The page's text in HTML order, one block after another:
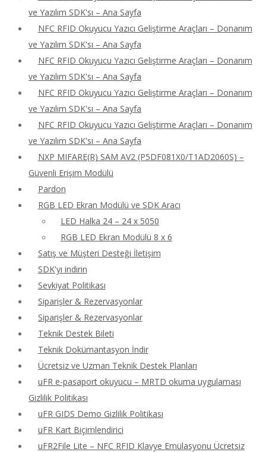
ve Yazılım SDK'sı – Ana Sayfa
NFC RFID Okuyucu Yazıcı Geliştirme Araçları – Donanım
ve Yazılım SDK'sı – Ana Sayfa
NFC RFID Okuyucu Yazıcı Geliştirme Araçları – Donanım
ve Yazılım SDK'sı – Ana Sayfa
NFC RFID Okuyucu Yazıcı Geliştirme Araçları – Donanım
ve Yazılım SDK'sı – Ana Sayfa
NFC RFID Okuyucu Yazıcı Geliştirme Araçları – Donanım
ve Yazılım SDK'sı – Ana Sayfa
NXP MIFARE(R) SAM AV2 (P5DF081X0/T1AD2060S) –
Güvenli Erişim Modülü
Pardon
RGB LED Ekran Modülü ve SDK Aracı
LED Halka 24 – 24 x 5050
RGB LED Ekran Modülü 8 x 6
Satış ve Müşteri Desteği İletişim
SDK'yı indirin
Sevkiyat Politikası
Siparişler & Rezervasyonlar
Siparişler & Rezervasyonlar
Teknik Destek Bileti
Teknik Dokümantasyon İndir
Ücretsiz ve Uzman Teknik Destek Planları
uFR e-pasaport okuyucu – MRTD okuma uygulaması
Gizlilik Politikası
uFR GIDS Demo Gizlilik Politikası
uFR Kart Biçimlendirici
uFR2File Lite – NFC RFID Klavye Emülasyonu Ücretsiz